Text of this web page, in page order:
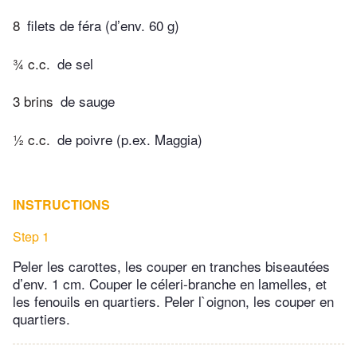
8 filets de féra (d’env. 60 g)
¾ c.c. de sel
3 brins de sauge
½ c.c. de poivre (p.ex. Maggia)
INSTRUCTIONS
Step 1
Peler les carottes, les couper en tranches biseautées
d’env. 1 cm. Couper le céleri-branche en lamelles, et
les fenouils en quartiers. Peler l`oignon, les couper en
quartiers.